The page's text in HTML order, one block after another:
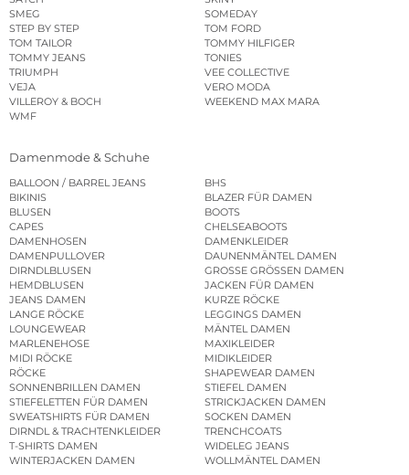
SMEG
SOMEDAY
STEP BY STEP
TOM FORD
TOM TAILOR
TOMMY HILFIGER
TOMMY JEANS
TONIES
TRIUMPH
VEE COLLECTIVE
VEJA
VERO MODA
VILLEROY & BOCH
WEEKEND MAX MARA
WMF
Damenmode & Schuhe
BALLOON / BARREL JEANS
BHS
BIKINIS
BLAZER FÜR DAMEN
BLUSEN
BOOTS
CAPES
CHELSEABOOTS
DAMENHOSEN
DAMENKLEIDER
DAMENPULLOVER
DAUNENMÄNTEL DAMEN
DIRNDLBLUSEN
GROSSE GRÖSSEN DAMEN
HEMDBLUSEN
JACKEN FÜR DAMEN
JEANS DAMEN
KURZE RÖCKE
LANGE RÖCKE
LEGGINGS DAMEN
LOUNGEWEAR
MÄNTEL DAMEN
MARLENEHOSE
MAXIKLEIDER
MIDI RÖCKE
MIDIKLEIDER
RÖCKE
SHAPEWEAR DAMEN
SONNENBRILLEN DAMEN
STIEFEL DAMEN
STIEFELETTEN FÜR DAMEN
STRICKJACKEN DAMEN
SWEATSHIRTS FÜR DAMEN
SOCKEN DAMEN
DIRNDL & TRACHTENKLEIDER
TRENCHCOATS
T-SHIRTS DAMEN
WIDELEG JEANS
WINTERJACKEN DAMEN
WOLLMÄNTEL DAMEN